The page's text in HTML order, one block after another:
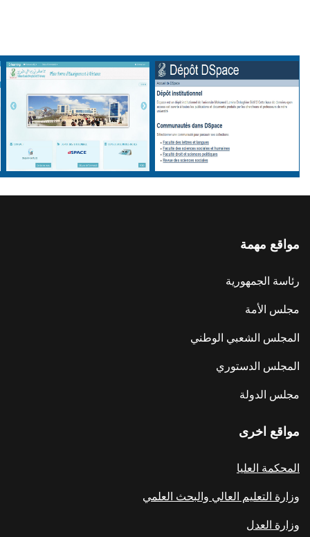
مواقع مهمة
رئاسة الجمهورية
مجلس الأمة
المجلس الشعبي الوطني
المجلس الدستوري
مجلس الدولة
مواقع اخرى
المحكمة العليا
وزارة التعليم العالي والبحث العلمي
وزارة العدل